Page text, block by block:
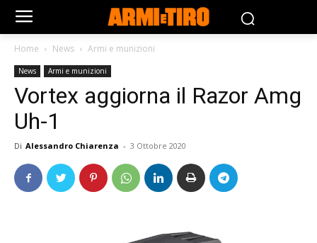
Home News Armi e munizioni
News Armi e munizioni
Vortex aggiorna il Razor Amg
Uh-1
Di Alessandro Chiarenza - 3 Ottobre 2020